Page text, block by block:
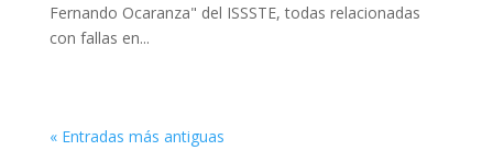
Fernando Ocaranza" del ISSSTE, todas relacionadas
con fallas en...
« Entradas más antiguas